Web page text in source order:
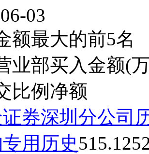
03
额最大的前5名
业部买入金额(
比例 净额
券深圳分公司
用 历史515.12